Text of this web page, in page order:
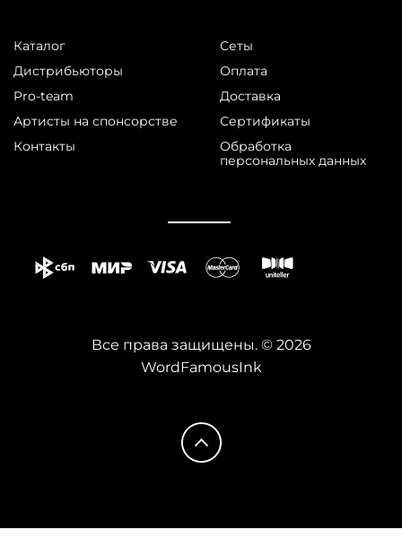
WordFamousInk
Все права защищены. © 2026
Каталог
Дистрибьюторы
Pro-team
Артисты на спонсорстве
Контакты
Сеты
Оплата
Доставка
Сертификаты
Обработка
персональных данных